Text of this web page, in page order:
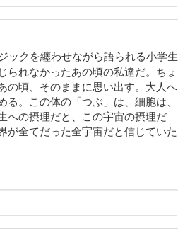
ックを纏わせながら語られる小学生
られなかったあの頃の私達だ。ちょ
の頃、そのままに思い出す。大人へ
。この体の「つぶ」は、細胞は、
への摂理だと、この宇宙の摂理だ
が全てだった全宇宙だと信じていた